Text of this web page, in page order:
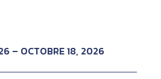
– OCTOBRE 18, 2026